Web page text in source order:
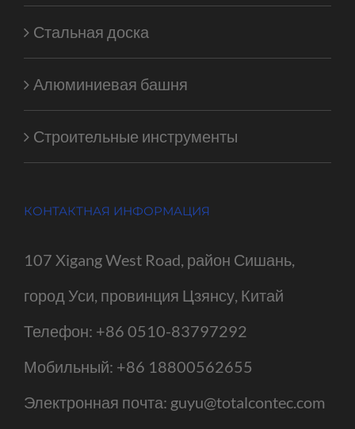
Стальная доска
Алюминиевая башня
Строительные инструменты
КОНТАКТНАЯ ИНФОРМАЦИЯ
107 Xigang West Road, район Сишань,
город Уси, провинция Цзянсу, Китай
Телефон: +86 0510-83797292
Мобильный: +86 18800562655
Электронная почта: guyu@totalcontec.com